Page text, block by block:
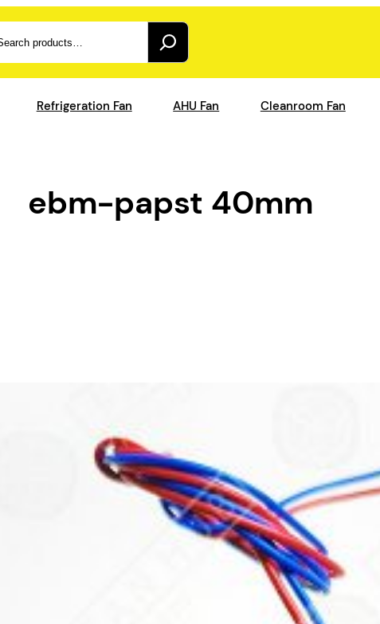
Refrigeration Fan AHU Fan Cleanroom Fan
ebm-papst 40mm